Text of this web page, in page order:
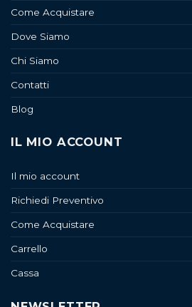
Come Acquistare
Dove Siamo
Chi Siamo
Contatti
Blog
IL MIO ACCOUNT
Il mio account
Richiedi Preventivo
Come Acquistare
Carrello
Cassa